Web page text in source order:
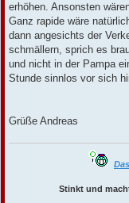
erhöhen. Ansonsten
Ganz rapide wäre
dann angesichts der
schmällern, sprich es
und nicht in der Pampa
Stunde sinnlos vor sich
Grüße Andreas
Stinkt und